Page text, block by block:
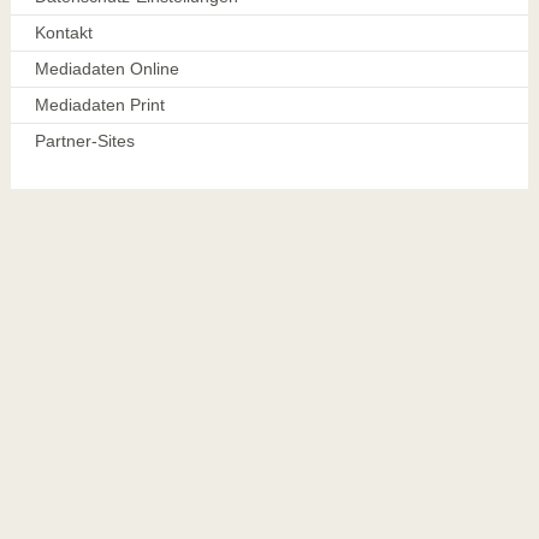
Kontakt
Mediadaten Online
Mediadaten Print
Partner-Sites